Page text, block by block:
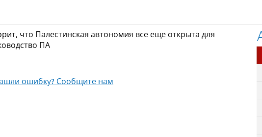
что Палестинская автономия все еще открыта для
ПА
ошибку? Сообщите нам